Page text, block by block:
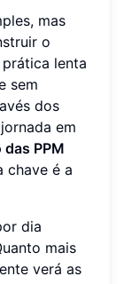
mas
o
lenta
sem
dos
em
PPM
chave é a
dia
mais
verá as